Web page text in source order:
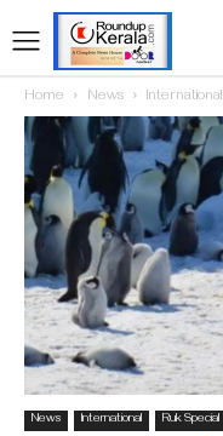
Home News International
News International Ruk Special